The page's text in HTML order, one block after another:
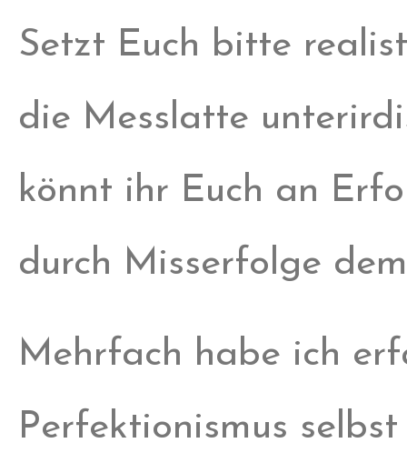
Setzt Euch bitte
die Messlatte
könnt ihr Euch an
durch Misserfolge
Mehrfach habe ich
Perfektionismus